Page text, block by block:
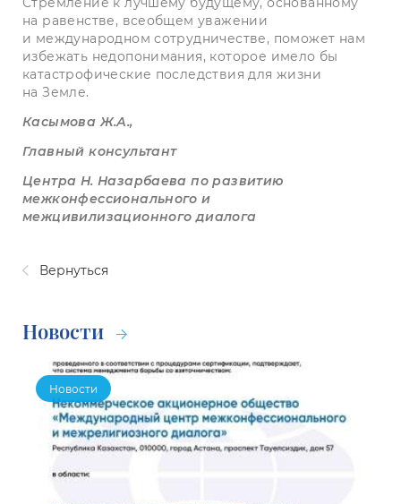
на равенстве, всеобщем уважении
и международном сотрудничестве, поможет нам
избежать недопонимания, которое имело бы
катастрофические последствия для жизни
на Земле.
Касымова Ж.А.,
Главный консультант
Центра Н. Назарбаева по развитию
межконфессионального и
межцивилизационного диалога
Вернуться
Новости
Новости